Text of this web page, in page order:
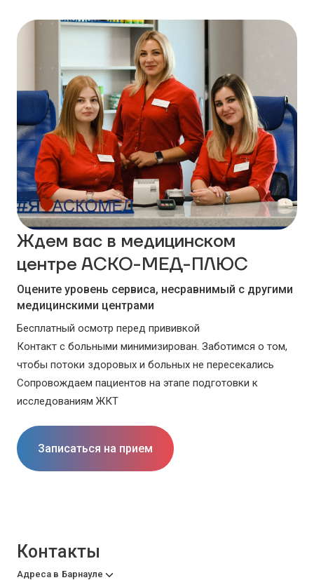
Ждем вас в медицинском
центре АСКО-МЕД-ПЛЮС
Оцените уровень сервиса, несравнимый с другими
медицинскими центрами
Бесплатный осмотр перед прививкой
Контакт с больными минимизирован. Заботимся о том,
чтобы потоки здоровых и больных не пересекались
Сопровождаем пациентов на этапе подготовки к
исследованиям ЖКТ
Записаться на прием
Контакты
Адреса в Барнауле